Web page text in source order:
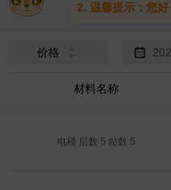
2. 温馨提示：您
价格
材料名称
电梯 层数 5 站数 5